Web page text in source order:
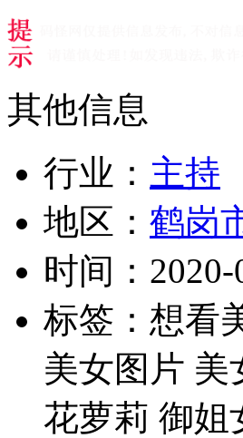
其他信息
行业： 主持
地区： 鹤岗
时间： 2020-
标签： 想看
美女图片 美
花萝莉 御姐